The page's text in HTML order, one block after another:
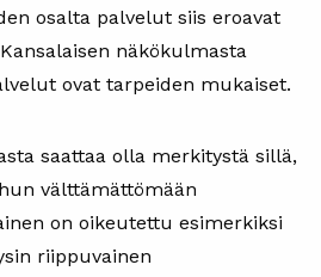
osalta palvelut siis eroavat
näkökulmasta
ovat tarpeiden mukaiset.
saattaa olla merkitystä sillä,
välttämättömään
on oikeutettu esimerkiksi
riippuvainen